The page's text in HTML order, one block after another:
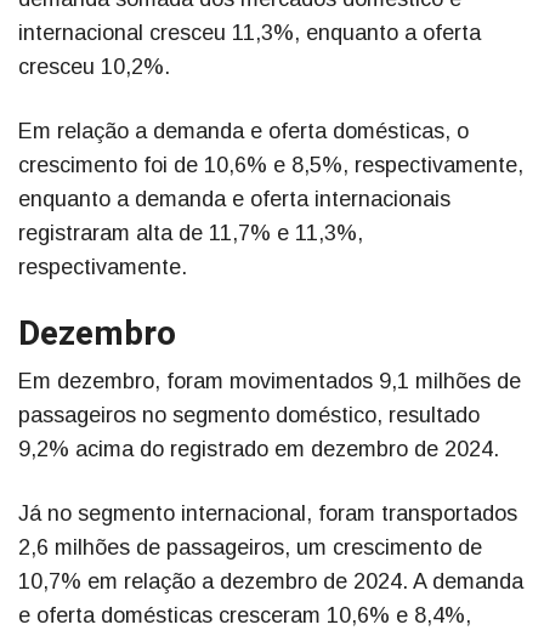
internacional cresceu 11,3%, enquanto a oferta
cresceu 10,2%.
Em relação a demanda e oferta domésticas, o
crescimento foi de 10,6% e 8,5%, respectivamente,
enquanto a demanda e oferta internacionais
registraram alta de 11,7% e 11,3%,
respectivamente.
Dezembro
Em dezembro, foram movimentados 9,1 milhões de
passageiros no segmento doméstico, resultado
9,2% acima do registrado em dezembro de 2024.
Já no segmento internacional, foram transportados
2,6 milhões de passageiros, um crescimento de
10,7% em relação a dezembro de 2024. A demanda
e oferta domésticas cresceram 10,6% e 8,4%,